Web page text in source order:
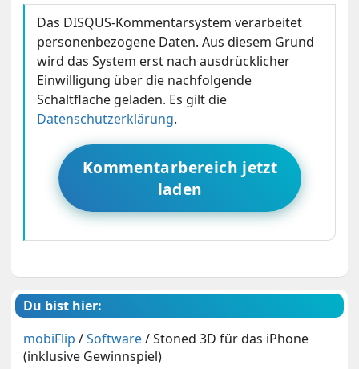
Das DISQUS-Kommentarsystem verarbeitet
personenbezogene Daten. Aus diesem Grund
wird das System erst nach ausdrücklicher
Einwilligung über die nachfolgende
Schaltfläche geladen. Es gilt die
Datenschutzerklärung.
Kommentarbereich jetzt
laden
Du bist hier:
mobiFlip /Software/Stoned 3D für das iPhone
(inklusive Gewinnspiel)